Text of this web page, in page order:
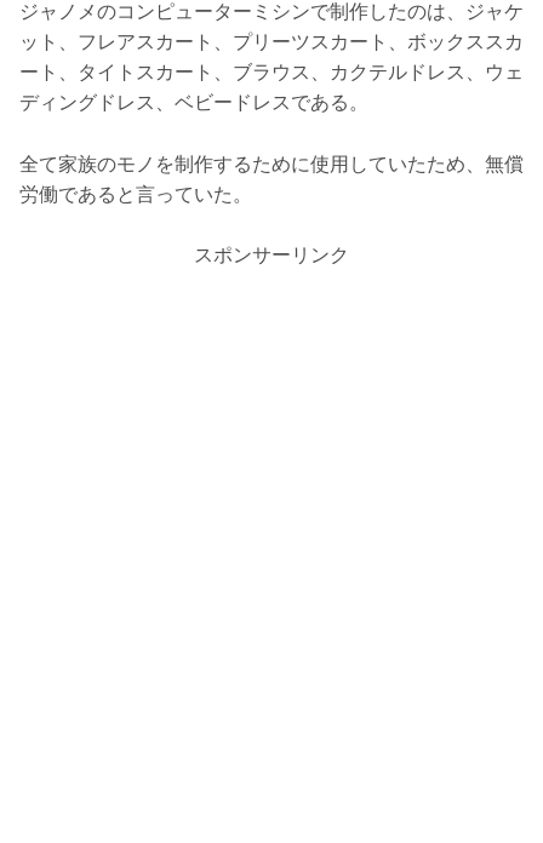
ジャノメのコンピューターミシンで制作したのは、ジャケ
ット、フレアスカート、プリーツスカート、ボックススカ
ート、タイトスカート、ブラウス、カクテルドレス、ウェ
ディングドレス、ベビードレスである。
全て家族のモノを制作するために使用していたため、無償
労働であると言っていた。
スポンサーリンク